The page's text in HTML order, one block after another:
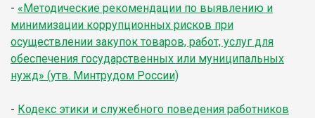
- «Методические рекомендации по выявлению и
минимизации коррупционных рисков при
осуществлении закупок товаров, работ, услуг для
обеспечения государственных или муниципальных
нужд» (утв. Минтрудом России)
- Кодекс этики и служебного поведения работников